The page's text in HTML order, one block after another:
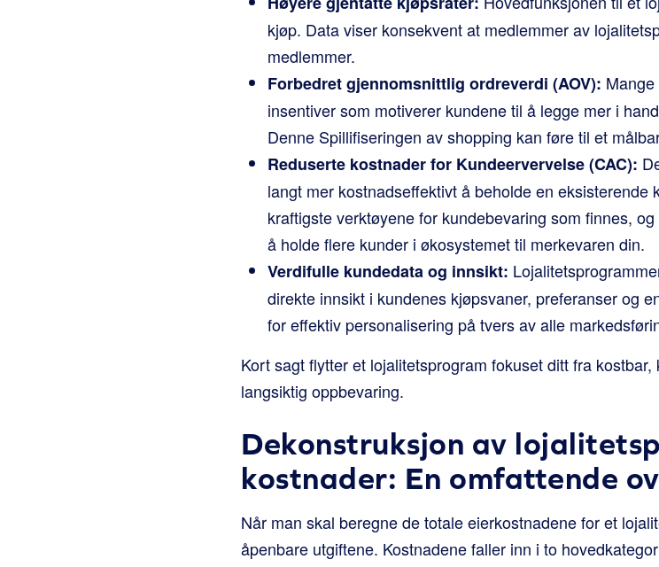
kjøp. Data viser konsekvent at medlemmer av
medlemmer.
Forbedret gjennomsnittlig ordreverdi (AOV):
insentiver som motiverer kundene til å legge mer i
Denne Spillifiseringen av shopping kan føre til et
Reduserte kostnader for Kundeervervelse (CAC):
langt mer kostnadseffektivt å beholde en
kraftigste verktøyene for kundebevaring som finnes,
å holde flere kunder i økosystemet til merkevaren din.
Verdifulle kundedata og innsikt:
direkte innsikt i kundenes kjøpsvaner, preferanser og
for effektiv personalisering på tvers av alle
Kort sagt flytter et lojalitetsprogram fokuset ditt fra
langsiktig oppbevaring.
Dekonstruksjon av
kostnader: En omfattende
Når man skal beregne de totale eierkostnadene for et
åpenbare utgiftene. Kostnadene faller inn i to